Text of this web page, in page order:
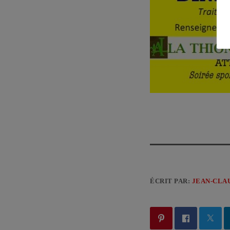
ÉCRIT PAR: JEAN-